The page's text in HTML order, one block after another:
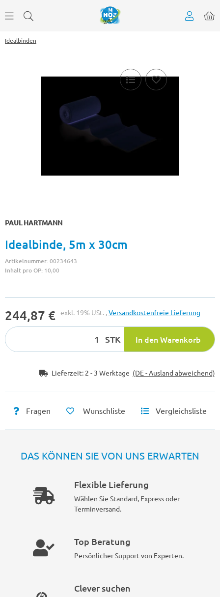
Idealbinden
PAUL HARTMANN
Idealbinde, 5m x 30cm
Artikelnummer:00234643
Inhalt pro OP: 10,00
244,87 € exkl. 19% USt. ,Versandkostenfreie Lieferung
STK In den Warenkorb
Lieferzeit: 2 - 3 Werktage (DE - Ausland abweichend)
Fragen Wunschliste Vergleichsliste
DAS KÖNNEN SIE VON UNS ERWARTEN
Flexible Lieferung
Wählen Sie Standard, Express oder
Terminversand.
Top Beratung
Persönlicher Support von Experten.
Clever suchen